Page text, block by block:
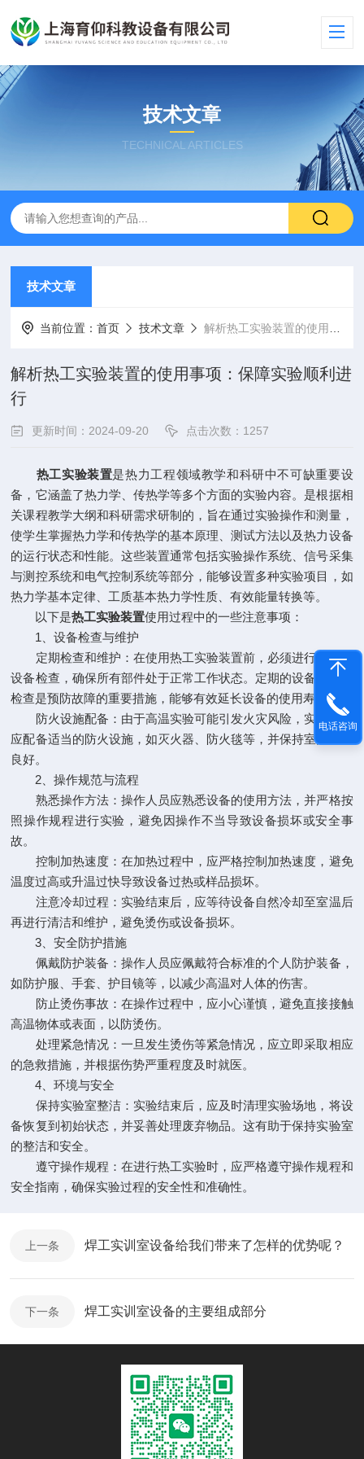
技术文章
TECHNICAL ARTICLES
技术文章
当前位置：首页 技术文章 解析热工实验装置的使用事项：保障实验顺利进行
解析热工实验装置的使用事项：保障实验顺利进
行
更新时间：2024-09-20 点击次数：1257
热工实验装置是热力工程领域教学和科研中不可缺重要设
备，它涵盖了热力学、传热学等多个方面的实验内容。是根据相
关课程教学大纲和科研需求研制的，旨在通过实验操作和测量，
使学生掌握热力学和传热学的基本原理、测试方法以及热力设备
的运行状态和性能。这些装置通常包括实验操作系统、信号采集
与测控系统和电气控制系统等部分，能够设置多种实验项目，如
热力学基本定律、工质基本热力学性质、有效能量转换等。
以下是热工实验装置使用过程中的一些注意事项：
1、设备检查与维护
定期检查和维护：在使用热工实验装置前，必须进行详细的
设备检查，确保所有部件处于正常工作状态。定期的设备维护和
检查是预防故障的重要措施，能够有效延长设备的使用寿命。
防火设施配备：由于高温实验可能引发火灾风险，实验场所
应配备适当的防火设施，如灭火器、防火毯等，并保持室内通风
良好。
2、操作规范与流程
熟悉操作方法：操作人员应熟悉设备的使用方法，并严格按
照操作规程进行实验，避免因操作不当导致设备损坏或安全事
故。
控制加热速度：在加热过程中，应严格控制加热速度，避免
温度过高或升温过快导致设备过热或样品损坏。
注意冷却过程：实验结束后，应等待设备自然冷却至室温后
再进行清洁和维护，避免烫伤或设备损坏。
3、安全防护措施
佩戴防护装备：操作人员应佩戴符合标准的个人防护装备，
如防护服、手套、护目镜等，以减少高温对人体的伤害。
防止烫伤事故：在操作过程中，应小心谨慎，避免直接接触
高温物体或表面，以防烫伤。
处理紧急情况：一旦发生烫伤等紧急情况，应立即采取相应
的急救措施，并根据伤势严重程度及时就医。
4、环境与安全
保持实验室整洁：实验结束后，应及时清理实验场地，将设
备恢复到初始状态，并妥善处理废弃物品。这有助于保持实验室
的整洁和安全。
遵守操作规程：在进行热工实验时，应严格遵守操作规程和
安全指南，确保实验过程的安全性和准确性。
上一条 焊工实训室设备给我们带来了怎样的优势呢？
下一条 焊工实训室设备的主要组成部分
电话咨询